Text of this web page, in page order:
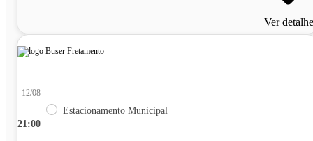
Ver
21:00
12/08
Estacionamento Municipal